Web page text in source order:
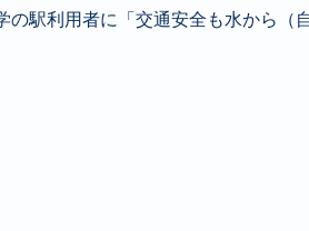
駅利用者に「交通安全も水から